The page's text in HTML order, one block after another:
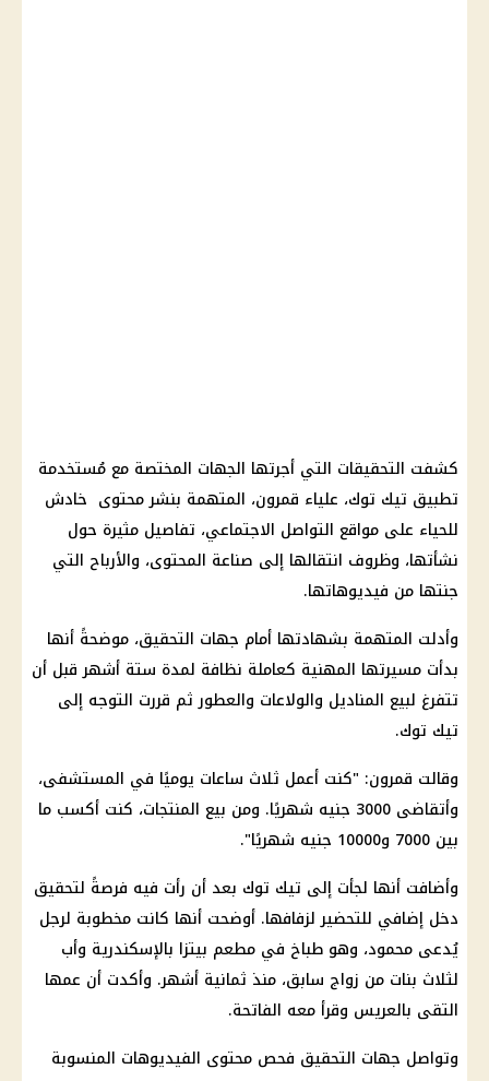
كشفت التحقيقات التي أجرتها الجهات المختصة مع مُستخدمة
تطبيق تيك توك، علياء قمرون، المتهمة بنشر محتوى خادش
للحياء على مواقع التواصل الاجتماعي، تفاصيل مثيرة حول
نشأتها، وظروف انتقالها إلى صناعة المحتوى، والأرباح التي
جنتها من فيديوهاتها.
وأدلت المتهمة بشهادتها أمام جهات التحقيق، موضحةً أنها
بدأت مسيرتها المهنية كعاملة نظافة لمدة ستة أشهر قبل أن
تتفرغ لبيع المناديل والولاعات والعطور ثم قررت التوجه إلى
تيك توك.
وقالت قمرون: "كنت أعمل ثلاث ساعات يوميًا في المستشفى،
وأتقاضى 3000 جنيه شهريًا. ومن بيع المنتجات، كنت أكسب ما
بين 7000 و10000 جنيه شهريًا".
وأضافت أنها لجأت إلى تيك توك بعد أن رأت فيه فرصةً لتحقيق
دخل إضافي للتحضير لزفافها. أوضحت أنها كانت مخطوبة لرجل
يُدعى محمود، وهو طباخ في مطعم بيتزا بالإسكندرية وأب
لثلاث بنات من زواج سابق، منذ ثمانية أشهر. وأكدت أن عمها
التقى بالعريس وقرأ معه الفاتحة.
وتواصل جهات التحقيق فحص محتوى الفيديوهات المنسوبة